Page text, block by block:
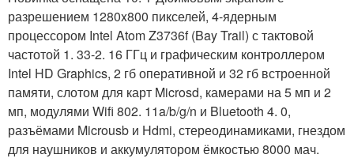
разрешением 1280x800 пикселей, 4-ядерным
процессором Intel Atom Z3736f (Bay Trail) с тактовой
частотой 1. 33-2. 16 ГГц и графическим контроллером
Intel HD Graphics, 2 гб оперативной и 32 гб встроенной
памяти, слотом для карт Microsd, камерами на 5 мп и 2
мп, модулями Wifi 802. 11a/b/g/n и Bluetooth 4. 0,
разъёмами Microusb и Hdmi, стереодинамиками, гнездом
для наушников и аккумулятором ёмкостью 8000 мач.